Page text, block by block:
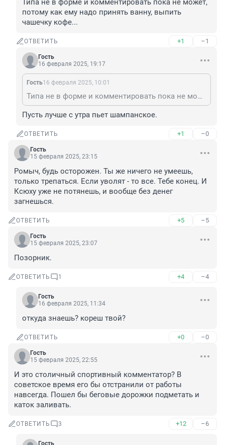
Типа не в форме и комментировать пока не может,
потому как ему надо принять ванну, выпить
чашечку кофе...
ОТВЕТИТЬ +1 –1
Гость
16 февраля 2025, 19:17
Гость16 февраля 2025, 10:01
Типа не в форме и комментировать пока не может, потому как ему надо принять ванну, выпить чашечку кофе...
Пусть лучше с утра пьет шампанское.
ОТВЕТИТЬ +1 –0
Гость
15 февраля 2025, 23:15
Ромыч, будь осторожен. Ты же ничего не умеешь,
только трепаться. Если уволят - то все. Тебе конец. И
Ксюху уже не потянешь, и вообще без денег
загнешься.
ОТВЕТИТЬ +5 –5
Гость
15 февраля 2025, 23:07
Позорник.
ОТВЕТИТЬ 1 +4 –4
Гость
16 февраля 2025, 11:34
откуда знаешь? кореш твой?
ОТВЕТИТЬ +0 –0
Гость
15 февраля 2025, 22:55
И это столичный спортивный комментатор? В
советское время его бы отстранили от работы
навсегда. Пошел бы беговые дорожки подметать и
каток заливать.
ОТВЕТИТЬ 3 +12 –6
Гость